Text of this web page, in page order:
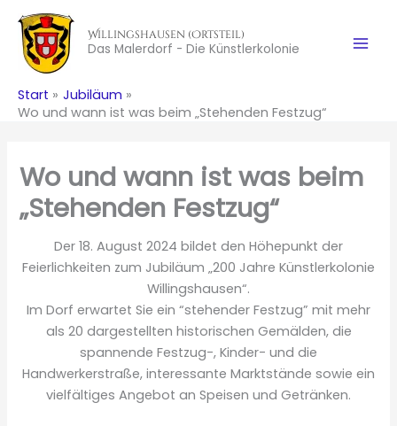
Inhalt
springen
Willingshausen (Ortsteil)
Das Malerdorf - Die Künstlerkolonie
Start
Jubiläum
Wo und wann ist was beim „Stehenden Festzug“
Wo und wann ist was beim
„Stehenden Festzug“
Der 18. August 2024 bildet den Höhepunkt der
Feierlichkeiten zum Jubiläum „200 Jahre Künstlerkolonie
Willingshausen“.
Im Dorf erwartet Sie ein “stehender Festzug” mit mehr
als 20 dargestellten historischen Gemälden, die
spannende Festzug-, Kinder- und die
Handwerkerstraße, interessante Marktstände sowie ein
vielfältiges Angebot an Speisen und Getränken.